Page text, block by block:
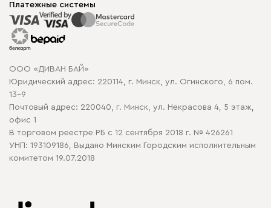
Способы оплаты
Рассрочка и кредит
Гарантия
Карта сайта
Политика конфиденциальности
Политика в отношении обработки cookie
Корпусная мебель
Распродажа мебели
Платежные системы
ООО «ДИВАН БАЙ»
Юридический адрес: 220114, г. Минск, ул. Огинского, 6 пом.
13-9
Почтовый адрес: 220040, г. Минск, ул. Некрасова 4, 5 этаж,
офис 1
В торговом реестре РБ с 12 сентября 2018 г. № 426261
УНП: 193109186, Выдано Минским Городским исполнительным
комитетом 19.07.2018